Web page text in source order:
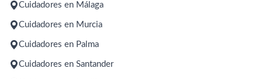
Cuidadores en Málaga
Cuidadores en Murcia
Cuidadores en Palma
Cuidadores en Santander